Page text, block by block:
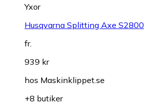
Yxor
Husqvarna Splitting Axe S2800
fr.
939 kr
hos Maskinklippet.se
+8 butiker